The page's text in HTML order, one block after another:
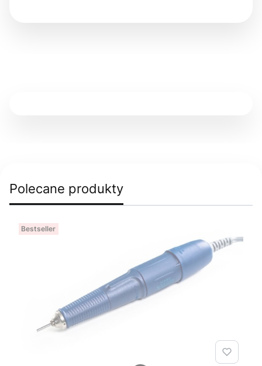
Polecane produkty
Bestseller